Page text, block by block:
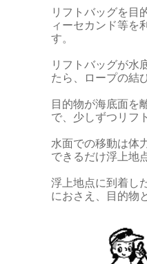
リフトバッグを目
ィーセカンド等を
す。
リフトバッグが水
たら、ロープの結
目的物が海底面を
で、少しずつリフ
水面での移動は体
できるだけ浮上地
浮上地点に到着し
におさえ、目的物